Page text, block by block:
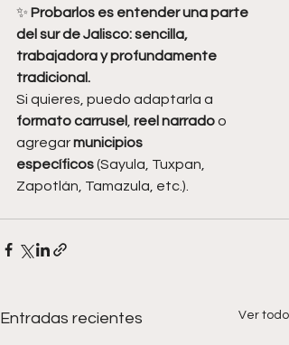
✨ Probarlos es entender una parte
del sur de Jalisco: sencilla,
trabajadora y profundamente
tradicional.
Si quieres, puedo adaptarla a
formato carrusel
reel narrado o
agregar municipios
específicos (Sayula, Tuxpan,
Zapotlán, Tamazula, etc.).
Entradas recientes Ver todo